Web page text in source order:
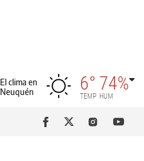
El clima en
Neuquén
6°
TEMP
74%
HUM